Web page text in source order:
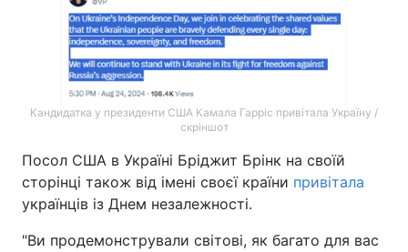
Кандидатка у президенти США Камала Гарріс привітала Україну /
скріншот
Посол США в Україні Бріджит Брінк на своїй
сторінці також від імені своєї країни привітала
українців із Днем незалежності.
"Ви продемонстрували світові, як багато для вас